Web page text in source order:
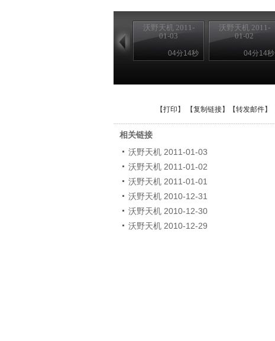
沃野天机 2011-
01-03
04分14秒
沃野天机 2011-
01-02
04分14秒
【打印 】 【复制链接】【转发邮件】
相关链接
沃野天机 2011-01-03
沃野天机 2011-01-02
沃野天机 2011-01-01
沃野天机 2010-12-31
沃野天机 2010-12-30
沃野天机 2010-12-29